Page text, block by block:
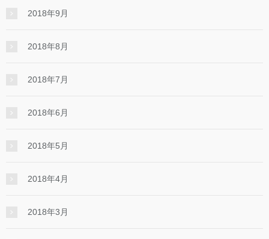
2018年9月
2018年8月
2018年7月
2018年6月
2018年5月
2018年4月
2018年3月